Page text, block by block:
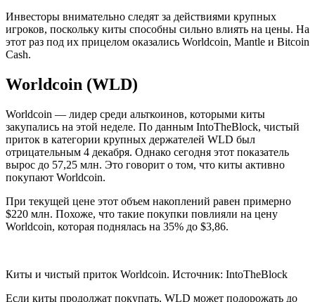
Инвесторы внимательно следят за действиями крупных
игроков, поскольку киты способны сильно влиять на цены. На
этот раз под их прицелом оказались Worldcoin, Mantle и Bitcoin
Cash.
Worldcoin (WLD)
Worldcoin — лидер среди альткоинов, которыми киты
закупались на этой неделе. По данным IntoTheBlock, чистый
приток в категории крупных держателей WLD был
отрицательным 4 декабря. Однако сегодня этот показатель
вырос до 57,25 млн. Это говорит о том, что киты активно
покупают Worldcoin.
При текущей цене этот объем накоплений равен примерно
$220 млн. Похоже, что такие покупки повлияли на цену
Worldcoin, которая поднялась на 35% до $3,86.
Киты и чистый приток Worldcoin. Источник: IntoTheBlock
Если киты продолжат покупать, WLD может подорожать до